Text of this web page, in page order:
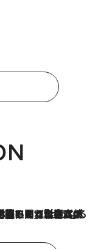
」ホルムズ海峡封鎖による影響はいつまで続く？《エネルギー専門家に聞く“どうなる日本の暮らし”》